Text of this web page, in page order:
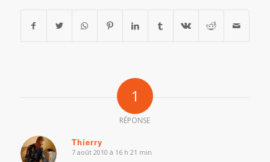
1
RÉPONSE
Thierry
d
7 août 2010 à 16 h 21 min